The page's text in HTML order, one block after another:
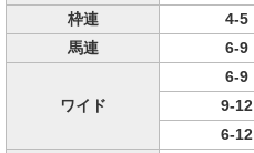
枠連
4-5
馬連
6-9
ワイド
6-9
9-12
6-12